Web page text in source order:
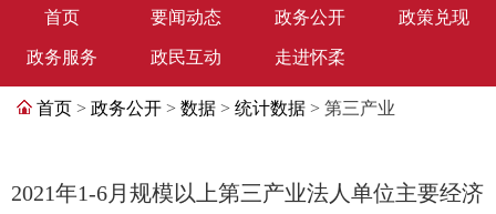
首页 要闻动态 政务公开 政策兑现
政务服务 政民互动 走进怀柔
首页 > 政务公开 > 数据 > 统计数据 > 第三产业
2021年1-6月规模以上第三产业法人单位主要经济